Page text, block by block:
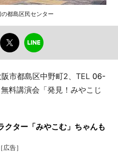
都島区民センター
市都島区中野町2、TEL 06-
料講演会「発見！みやこじ
クター「みやこむ」ちゃんも
［広告］